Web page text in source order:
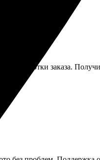
обработки заказа.